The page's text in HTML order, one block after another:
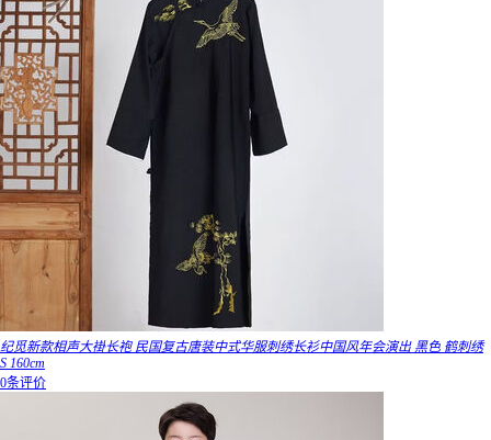
纪觅新款相声大褂长袍 民国复古唐装中式华服刺绣长衫中国风年会演出 黑色 鹤刺绣
S 160cm
0条评价